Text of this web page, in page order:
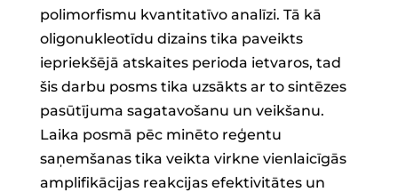
polimorfismu kvantitatīvo analīzi. Tā kā
oligonukleotīdu dizains tika paveikts
iepriekšējā atskaites perioda ietvaros, tad
šis darbu posms tika uzsākts ar to sintēzes
pasūtījuma sagatavošanu un veikšanu.
Laika posmā pēc minēto reģentu
saņemšanas tika veikta virkne vienlaicīgās
amplifikācijas reakcijas efektivitātes un